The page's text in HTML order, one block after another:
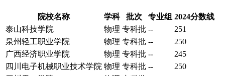
院校名称 学科 批次 专业组 2024分数线
泰山科技学院
物理 专科批 --
251
泉州轻工职业学院
物理 专科批 --
250
广西经济职业学院
物理 专科批 --
245
四川电子机械职业技术学院 物理 专科批 --
250